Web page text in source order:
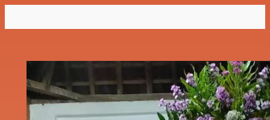
ke